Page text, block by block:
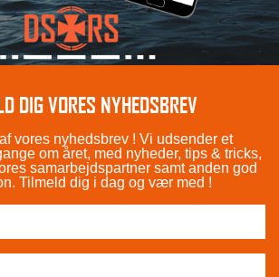
DIG VORES NYHEDSBREV
vores nyhedsbrev ! Vi udsender et
om året, med nyheder, tips & tricks,
samarbejdspartner samt anden god
Tilmeld dig i dag og vær med !